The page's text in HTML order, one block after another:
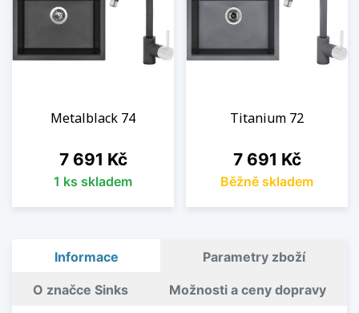
Metalblack 74
Cena
7 691 Kč
1 ks skladem
Titanium 72
Cena
7 691 Kč
Běžně skladem
Informace Parametry zboží
O značce Sinks Možnosti a ceny dopravy